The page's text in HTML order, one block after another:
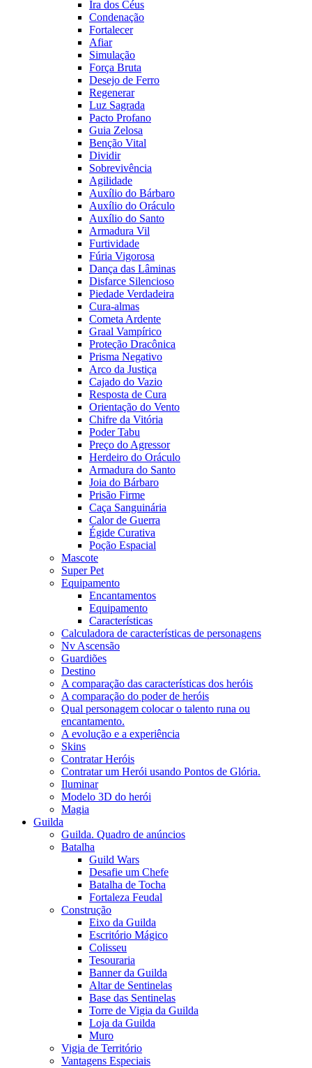
Ira dos Céus
Condenação
Fortalecer
Afiar
Simulação
Força Bruta
Desejo de Ferro
Regenerar
Luz Sagrada
Pacto Profano
Guia Zelosa
Benção Vital
Dividir
Sobrevivência
Agilidade
Auxílio do Bárbaro
Auxílio do Oráculo
Auxílio do Santo
Armadura Vil
Furtividade
Fúria Vigorosa
Dança das Lâminas
Disfarce Silencioso
Piedade Verdadeira
Cura-almas
Cometa Ardente
Graal Vampírico
Proteção Dracônica
Prisma Negativo
Arco da Justiça
Cajado do Vazio
Resposta de Cura
Orientação do Vento
Chifre da Vitória
Poder Tabu
Preço do Agressor
Herdeiro do Oráculo
Armadura do Santo
Joia do Bárbaro
Prisão Firme
Caça Sanguinária
Calor de Guerra
Égide Curativa
Poção Espacial
Mascote
Super Pet
Equipamento
Encantamentos
Equipamento
Características
Calculadora de características de personagens
Nv Ascensão
Guardiões
Destino
A comparação das características dos heróis
A comparação do poder de heróis
Qual personagem colocar o talento runa ou
encantamento.
A evolução e a experiência
Skins
Contratar Heróis
Contratar um Herói usando Pontos de Glória.
Iluminar
Modelo 3D do herói
Magia
Guilda
Guilda. Quadro de anúncios
Batalha
Guild Wars
Desafie um Chefe
Batalha de Tocha
Fortaleza Feudal
Construção
Eixo da Guilda
Escritório Mágico
Colisseu
Tesouraria
Banner da Guilda
Altar de Sentinelas
Base das Sentinelas
Torre de Vigia da Guilda
Loja da Guilda
Muro
Vigia de Território
Vantagens Especiais